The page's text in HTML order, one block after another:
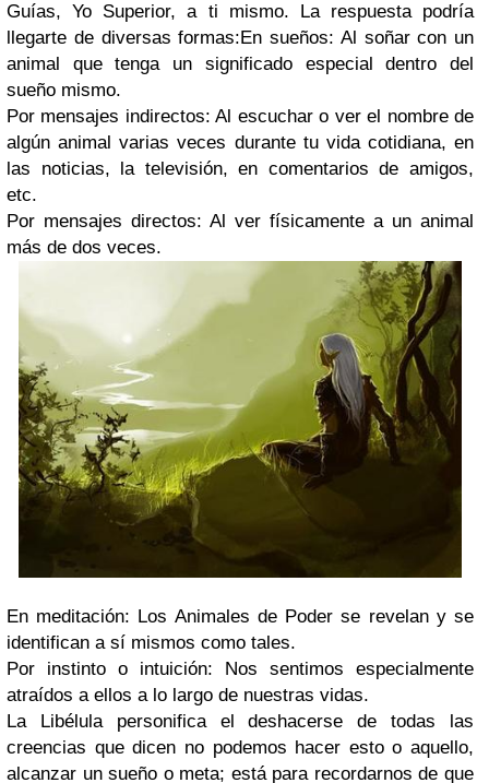
Guías, Yo Superior, a ti mismo. La respuesta podría
llegarte de diversas formas:En sueños: Al soñar con un
animal que tenga un significado especial dentro del
sueño mismo.
Por mensajes indirectos: Al escuchar o ver el nombre de
algún animal varias veces durante tu vida cotidiana, en
las noticias, la televisión, en comentarios de amigos,
etc.
Por mensajes directos: Al ver físicamente a un animal
más de dos veces.
En meditación: Los Animales de Poder se revelan y se
identifican a sí mismos como tales.
Por instinto o intuición: Nos sentimos especialmente
atraídos a ellos a lo largo de nuestras vidas.
La Libélula personifica el deshacerse de todas las
creencias que dicen no podemos hacer esto o aquello,
alcanzar un sueño o meta; está para recordarnos de que